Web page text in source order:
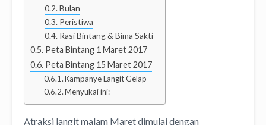
Bulan
Peristiwa
Rasi Bintang & Bima Sakti
Peta Bintang 1 Maret 2017
Peta Bintang 15 Maret 2017
Kampanye Langit Gelap
Menyukai ini:
Atraksi langit malam Maret dimulai dengan